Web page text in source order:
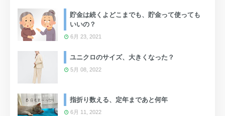
貯金は続くよどこまでも、貯金って使っても
いいの？
6月 23, 2021
ユニクロのサイズ、大きくなった？
5月 08, 2022
指折り数える、定年まであと何年
6月 11, 2022